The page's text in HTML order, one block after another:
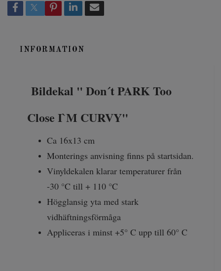
INFORMATION
Bildekal " Don´t PARK Too
Close I`M CURVY"
Ca 16x13 cm
Monterings anvisning finns på startsidan.
Vinyldekalen klarar temperaturer från
-30 °C till + 110 °C
Högglansig yta med stark
vidhäftningsförmåga
Appliceras i minst +5° C upp till 60° C